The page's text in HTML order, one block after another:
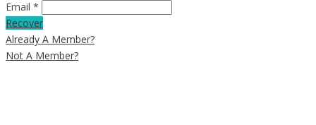
Email *
Recover
Already A Member?
Not A Member?